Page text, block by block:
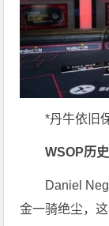
*丹牛依旧
WSOP历
Daniel
金一骑绝尘，